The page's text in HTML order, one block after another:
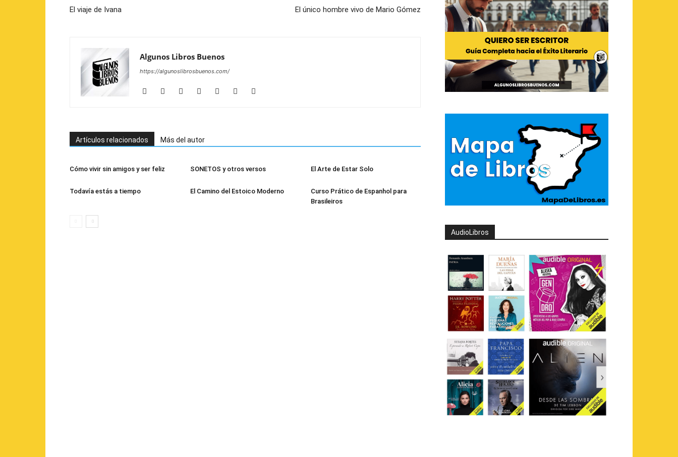
El viaje de Ivana El único hombre vivo de Mario Gómez
Algunos Libros Buenos
https://algunoslibrosbuenos.com/
Artículos relacionados Más del autor
Cómo vivir sin amigos y ser feliz SONETOS y otros versos El Arte de Estar Solo
Todavía estás a tiempo El Camino del Estoico Moderno
Curso Prático de Espanhol para
Brasileiros
AudioLibros